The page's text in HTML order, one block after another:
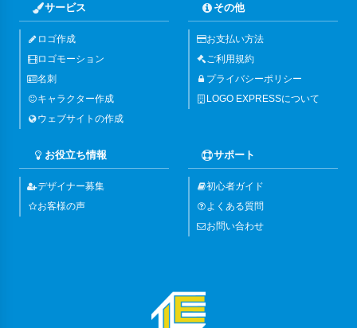
サービス
ロゴ作成
ロゴモーション
名刺
キャラクター作成
ウェブサイトの作成
その他
お支払い方法
ご利用規約
プライバシーポリシー
LOGO EXPRESSについて
お役立ち情報
デザイナー募集
お客様の声
サポート
初心者ガイド
よくある質問
お問い合わせ